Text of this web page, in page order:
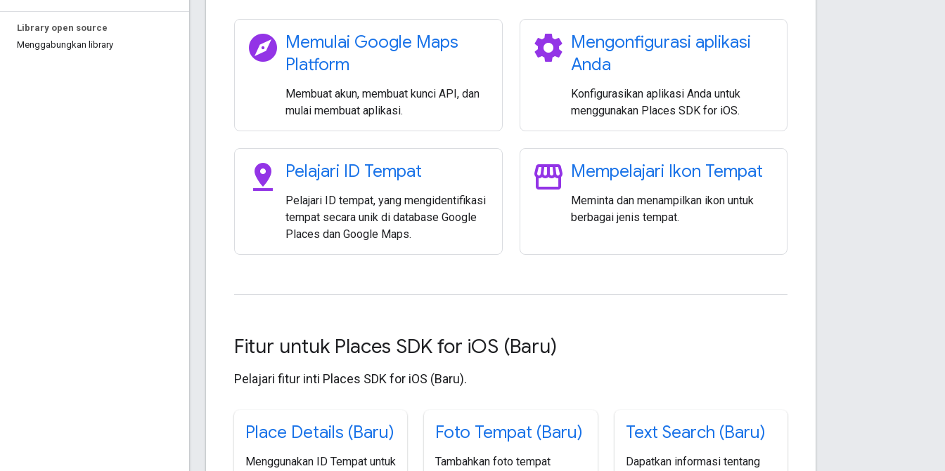
Library open source
Menggabungkan library
explore Memulai Google Maps
Platform
Membuat akun, membuat kunci API, dan
mulai membuat aplikasi.
settings Mengonfigurasi aplikasi
Anda
Konfigurasikan aplikasi Anda untuk
menggunakan Places SDK for iOS.
pin_drop Pelajari ID Tempat
Pelajari ID tempat, yang mengidentifikasi
tempat secara unik di database Google
Places dan Google Maps.
storefront Mempelajari Ikon Tempat
Meminta dan menampilkan ikon untuk
berbagai jenis tempat.
Fitur untuk Places SDK for iOS (Baru)
Pelajari fitur inti Places SDK for iOS (Baru).
Place Details (Baru)
Menggunakan ID Tempat untuk
Foto Tempat (Baru)
Tambahkan foto tempat
Text Search (Baru)
Dapatkan informasi tentang